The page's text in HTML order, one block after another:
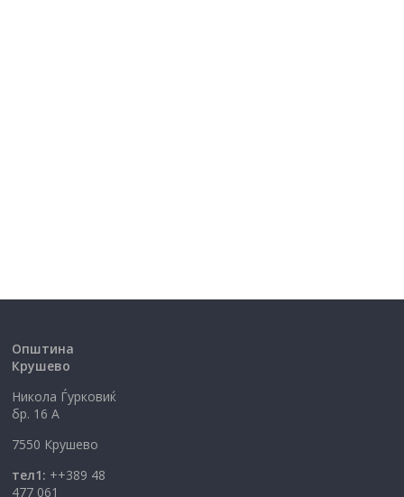
Општина
Крушево
Никола Ѓурковиќ
бр. 16 А
7550 Крушево
тел1: ++389 48
477 061